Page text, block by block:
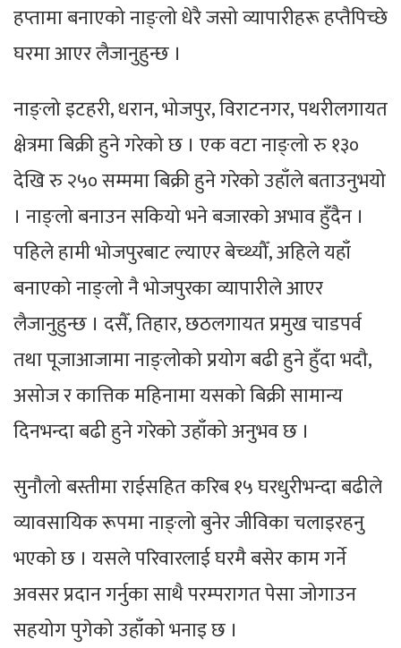
हप्तामा बनाएको नाङ्लो धेरै जसो व्यापारीहरू हप्तैपिच्छे
घरमा आएर लैजानुहुन्छ ।
नाङ्लो इटहरी, धरान, भोजपुर, विराटनगर, पथरीलगायत
क्षेत्रमा बिक्री हुने गरेको छ । एक वटा नाङ्लो रु १३०
देखि रु २५० सम्ममा बिक्री हुने गरेको उहाँले बताउनुभयो
। नाङ्लो बनाउन सकियो भने बजारको अभाव हुँदैन ।
पहिले हामी भोजपुरबाट ल्याएर बेच्थ्यौँ, अहिले यहाँ
बनाएको नाङ्लो नै भोजपुरका व्यापारीले आएर
लैजानुहुन्छ । दसैँ, तिहार, छठलगायत प्रमुख चाडपर्व
तथा पूजाआजामा नाङ्लोको प्रयोग बढी हुने हुँदा भदौ,
असोज र कात्तिक महिनामा यसको बिक्री सामान्य
दिनभन्दा बढी हुने गरेको उहाँको अनुभव छ ।
सुनौलो बस्तीमा राईसहित करिब १५ घरधुरीभन्दा बढीले
व्यावसायिक रूपमा नाङ्लो बुनेर जीविका चलाइरहनु
भएको छ । यसले परिवारलाई घरमै बसेर काम गर्ने
अवसर प्रदान गर्नुका साथै परम्परागत पेसा जोगाउन
सहयोग पुगेको उहाँको भनाइ छ ।